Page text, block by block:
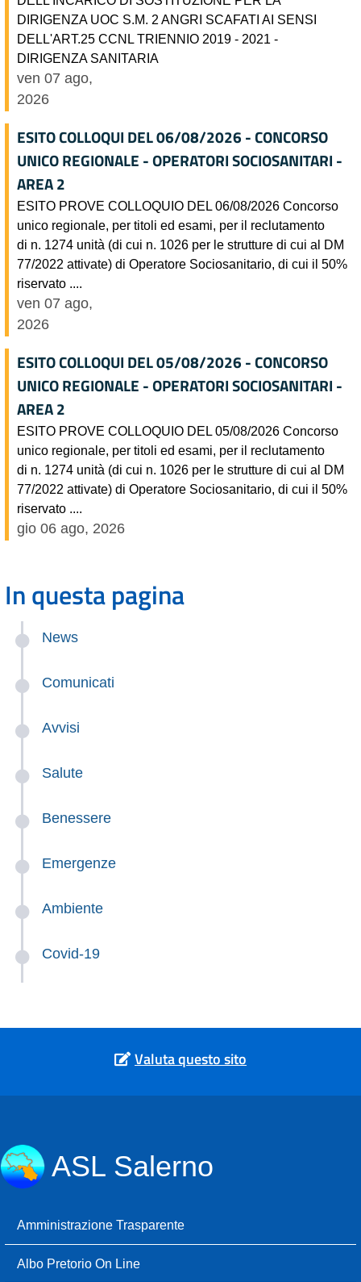
DIRIGENZA UOC S.M. 2 ANGRI SCAFATI AI SENSI
DELL'ART.25 CCNL TRIENNIO 2019 - 2021 -
DIRIGENZA SANITARIA
ven 07 ago,
2026
ESITO COLLOQUI DEL 06/08/2026 - CONCORSO
UNICO REGIONALE - OPERATORI SOCIOSANITARI -
AREA 2
ESITO PROVE COLLOQUIO DEL 06/08/2026 Concorso
unico regionale, per titoli ed esami, per il reclutamento
di n. 1274 unità (di cui n. 1026 per le strutture di cui al DM
77/2022 attivate) di Operatore Sociosanitario, di cui il 50%
riservato ....
ven 07 ago,
2026
ESITO COLLOQUI DEL 05/08/2026 - CONCORSO
UNICO REGIONALE - OPERATORI SOCIOSANITARI -
AREA 2
ESITO PROVE COLLOQUIO DEL 05/08/2026 Concorso
unico regionale, per titoli ed esami, per il reclutamento
di n. 1274 unità (di cui n. 1026 per le strutture di cui al DM
77/2022 attivate) di Operatore Sociosanitario, di cui il 50%
riservato ....
gio 06 ago, 2026
In questa pagina
News
Comunicati
Avvisi
Salute
Benessere
Emergenze
Ambiente
Covid-19
Valuta questo sito
ASL Salerno
Amministrazione Trasparente
Albo Pretorio On Line